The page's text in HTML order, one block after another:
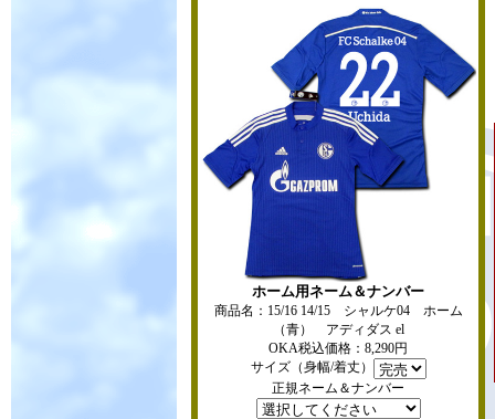
ホーム用ネーム＆ナンバー
商品名：15/16 14/15 シャルケ04 ホーム
（青） アディダス el
OKA税込価格：8,290円
サイズ（身幅/着丈）
正規ネーム＆ナンバー